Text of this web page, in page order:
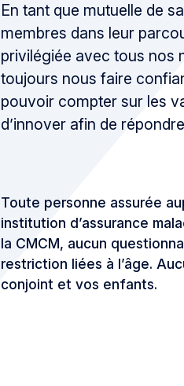
En tant que mutuelle de
membres dans leur
privilégiée avec tous nos
toujours nous faire
pouvoir compter sur les
d’innover afin de
Toute personne assurée
institution d’assurance
la CMCM, aucun
restriction liées à l’âge.
conjoint et vos enfants.